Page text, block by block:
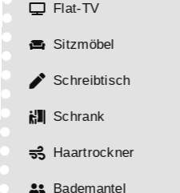
Flat-TV
Sitzmöbel
Schreibtisch
Schrank
Haartrockner
Bademantel